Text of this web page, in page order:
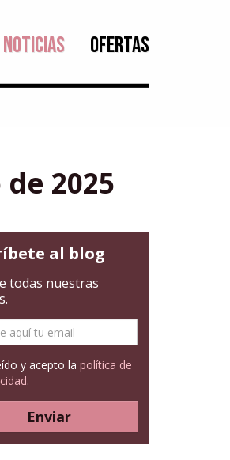
NOTICIAS OFERTAS
2025
al blog
todas nuestras
y acepto la política de
.
Enviar